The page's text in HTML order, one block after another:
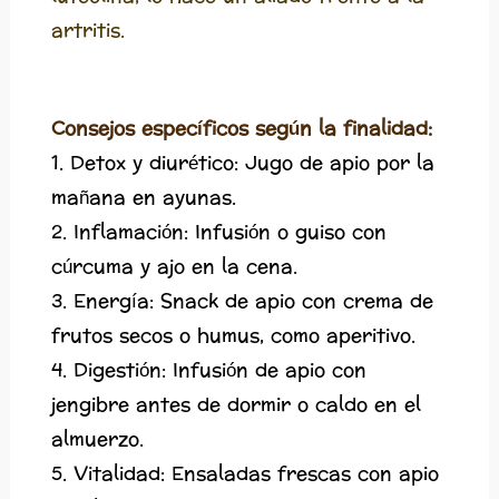
artritis.
Consejos específicos según la finalidad:
1. Detox y diurético: Jugo de apio por la
mañana en ayunas.
2. Inflamación: Infusión o guiso con
cúrcuma y ajo en la cena.
3. Energía: Snack de apio con crema de
frutos secos o humus, como aperitivo.
4. Digestión: Infusión de apio con
jengibre antes de dormir o caldo en el
almuerzo.
5. Vitalidad: Ensaladas frescas con apio